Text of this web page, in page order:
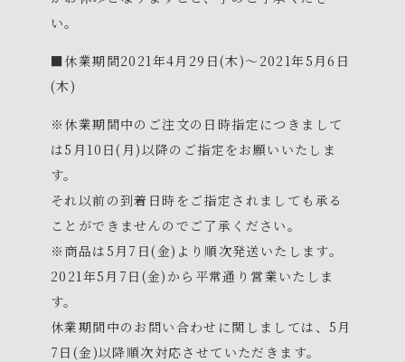
い。
■休業期間2021年4月29日(木)～2021年5月6日
(木)
※休業期間中のご注文の日時指定につきまして
は5月10日(月)以降のご指定をお願いいたしま
す。
それ以前の到着日時をご指定されましても承る
ことができませんのでご了承ください。
※商品は5月7日(金)より順次発送いたします。
2021年5月7日(金)から平常通り営業いたしま
す。
休業期間中のお問い合わせに関しましては、5月
7日(金)以降順次対応させていただきます。